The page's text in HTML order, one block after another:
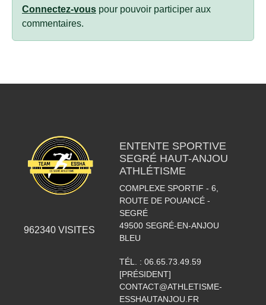
Connectez-vous pour pouvoir participer aux
commentaires.
962340 VISITES
ENTENTE SPORTIVE
SEGRÉ HAUT-ANJOU
ATHLÉTISME
COMPLEXE SPORTIF - 6,
ROUTE DE POUANCÉ -
SEGRÉ
49500 SEGRÉ-EN-ANJOU
BLEU
TÉL. : 06.65.73.49.59
[PRÉSIDENT]
CONTACT@ATHLETISME-
ESSHAUTANJOU.FR